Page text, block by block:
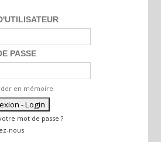
PASSE
en mémoire
mot de passe ?
nous